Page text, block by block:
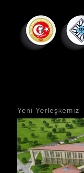
Yeni Yerleşkemiz